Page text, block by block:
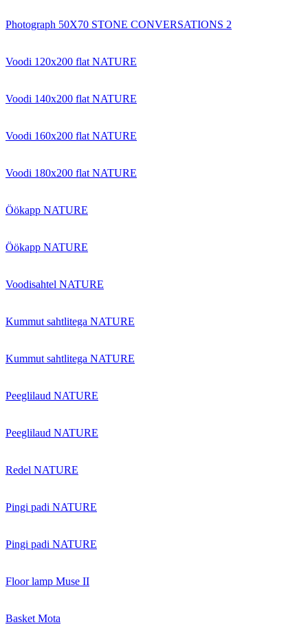
Photograph 50X70 STONE CONVERSATIONS 2
Voodi 120x200 flat NATURE
Voodi 140x200 flat NATURE
Voodi 160x200 flat NATURE
Voodi 180x200 flat NATURE
Öökapp NATURE
Öökapp NATURE
Voodisahtel NATURE
Kummut sahtlitega NATURE
Kummut sahtlitega NATURE
Peeglilaud NATURE
Peeglilaud NATURE
Redel NATURE
Pingi padi NATURE
Pingi padi NATURE
Floor lamp Muse II
Basket Mota